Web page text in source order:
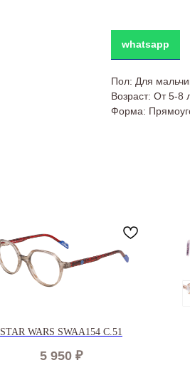
whatsapp
Пол: Для
Возраст: От 5-8
Форма:
STAR WARS SWAA154 C.51
5 950 ₽